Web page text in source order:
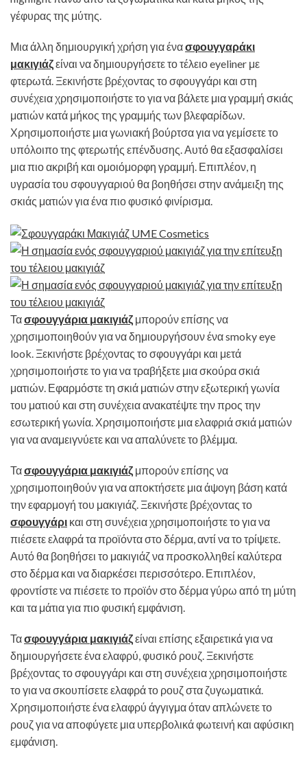
γέφυρας της μύτης.
Μια άλλη δημιουργική χρήση για ένασφουγγαράκι
μακιγιάζείναι να δημιουργήσετε το τέλειο eyeliner με
φτερωτά. Ξεκινήστε βρέχοντας το σφουγγάρι και στη
συνέχεια χρησιμοποιήστε το για να βάλετε μια γραμμή σκιάς
ματιών κατά μήκος της γραμμής των βλεφαρίδων.
Χρησιμοποιήστε μια γωνιακή βούρτσα για να γεμίσετε το
υπόλοιπο της φτερωτής επένδυσης. Αυτό θα εξασφαλίσει
μια πιο ακριβή και ομοιόμορφη γραμμή. Επιπλέον, η
υγρασία του σφουγγαριού θα βοηθήσει στην ανάμειξη της
σκιάς ματιών για ένα πιο φυσικό φινίρισμα.
Τασφουγγάρια μακιγιάζ μπορούν επίσης να
χρησιμοποιηθούν για να δημιουργήσουν ένα smoky eye
look. Ξεκινήστε βρέχοντας το σφουγγάρι και μετά
χρησιμοποιήστε το για να τραβήξετε μια σκούρα σκιά
ματιών. Εφαρμόστε τη σκιά ματιών στην εξωτερική γωνία
του ματιού και στη συνέχεια ανακατέψτε την προς την
εσωτερική γωνία. Χρησιμοποιήστε μια ελαφριά σκιά ματιών
για να αναμειγνύετε και να απαλύνετε το βλέμμα.
Τασφουγγάρια μακιγιάζ μπορούν επίσης να
χρησιμοποιηθούν για να αποκτήσετε μια άψογη βάση κατά
την εφαρμογή του μακιγιάζ. Ξεκινήστε βρέχοντας το
σφουγγάρι και στη συνέχεια χρησιμοποιήστε το για να
πιέσετε ελαφρά τα προϊόντα στο δέρμα, αντί να το τρίψετε.
Αυτό θα βοηθήσει το μακιγιάζ να προσκολληθεί καλύτερα
στο δέρμα και να διαρκέσει περισσότερο. Επιπλέον,
φροντίστε να πιέσετε το προϊόν στο δέρμα γύρω από τη μύτη
και τα μάτια για πιο φυσική εμφάνιση.
Τασφουγγάρια μακιγιάζείναι επίσης εξαιρετικά για να
δημιουργήσετε ένα ελαφρύ, φυσικό ρουζ. Ξεκινήστε
βρέχοντας το σφουγγάρι και στη συνέχεια χρησιμοποιήστε
το για να σκουπίσετε ελαφρά το ρουζ στα ζυγωματικά.
Χρησιμοποιήστε ένα ελαφρύ άγγιγμα όταν απλώνετε το
ρουζ για να αποφύγετε μια υπερβολικά φωτεινή και αφύσικη
εμφάνιση.